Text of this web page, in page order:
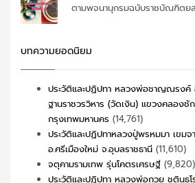
ตามพจนานุกรมฉบับราชบัณฑิตยส
บทความยอดนิยม
ประวัติและปฏิปทา หลวงพ่อชาญณรง
ฐานราชวรวิหาร (วัดเงิน) แขวงคลอง
กรุงเทพมหานคร (14,761)
ประวัติและปฏิปทาหลวงปู่พรหมมา เขม
อ.ศรีเมืองใหม่ จ.อุบลราชธานี (11,610)
จตุคามรามเทพ รุ่นโคตรเศรษฐี (9,820)
ประวัติและปฏิปทา หลวงพ่อกวย ชุตินฺธโ